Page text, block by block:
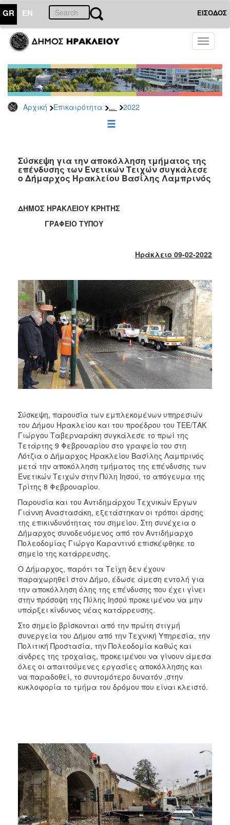
GR EN ΕΙΣΟΔΟΣ
Toggle
Αρχική Επικαιρότητα ... 2022
ΕΠΙΚΑΙΡΟΤΗΤΑ
Τύπου
Αρχείο
2026
2025
2022
2021
2019
2018
2013
2012
2011
2010
2006
ΕΠΙΣΚΕΠΤΗΣ
ΗΡΑΚΛΕΙΟ
Σύσκεψη για την αποκόλληση τμήματος της
επένδυσης των Ενετικών Τειχών συγκάλεσε
ο Δήμαρχος Ηρακλείου Βασίλης Λαμπρινός
ΔΗΜΟΣ ΗΡΑΚΛΕΙΟΥ ΚΡΗΤΗΣ
ΓΡΑΦΕΙΟ ΤΥΠΟΥ
Ηράκλειο 09-02-2022
Σύσκεψη, παρουσία των εμπλεκομένων υπηρεσιών
του Δήμου Ηρακλείου και του προέδρου του ΤΕΕ/ΤΑΚ
Γιώργου Ταβερναράκη συγκάλεσε το πρωί της
Τετάρτης 9 Φεβρουαρίου στο γραφείο του στη
Λότζια ο Δήμαρχος Ηρακλείου Βασίλης Λαμπρινός
μετά την αποκόλληση τμήματος της επένδυσης των
Ενετικών Τειχών στην Πύλη Ιησού, το απόγευμα της
Τρίτης 8 Φεβρουαρίου.
Παρουσία και του Αντιδημάρχου Τεχνικών Έργων
Γιάννη Αναστασάκη, εξετάστηκαν οι τρόποι άρσης
της επικινδυνότητας του σημείου. Στη συνέχεια ο
Δήμαρχος συνοδευόμενος από τον Αντιδήμαρχο
Πολεοδομίας Γιώργο Καραντινό επισκέφθηκε το
σημείο της κατάρρευσης.
Ο Δήμαρχος, παρότι τα Τείχη δεν έχουν
παραχωρηθεί στον Δήμο, έδωσε άμεση εντολή για
την αποκόλληση όλης της επένδυσης που έχει γίνει
στην πρόσοψη της Πύλης Ιησού προκειμένου να μην
υπάρξει κίνδυνος νέας κατάρρευσης.
Στο σημείο βρίσκονται από την πρώτη στιγμή
συνεργεία του Δήμου από την Τεχνική Υπηρεσία, την
Πολιτική Προστασία, την Πολεοδομία καθώς και
άνδρες της τροχαίας, προκειμένου να γίνουν άμεσα
όλες οι απαιτούμενες εργασίες αποκόλλησης και
να παραδοθεί, το συντομότερο δυνατόν ,στην
κυκλοφορία το τμήμα του δρόμου που είναι κλειστό.